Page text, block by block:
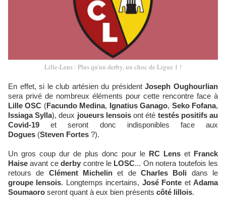
Lille-Lens : Plus qu'un derby, un choc de Ligue 1 !
En effet, si le club artésien du présidentJoseph Oughourlian
sera privé de nombreux éléments pour cette rencontre face à
Lille OSC (Facundo Medina, Ignatius Ganago, Seko Fofana,
Issiaga Sylla), deux joueurs lensoisont été testés positifs au
Covid-19 et seront donc indisponibles face aux
Dogues (Steven Fortes ?).
Un gros coup dur de plus donc pour le RC Lens et Franck
Haise avant cederby contre le LOSC... On notera toutefois les
retours de Clément Michelin et deCharles Boli dans le
groupe lensois. Longtemps incertains, José Fonte etAdama
Soumaoro seront quant à eux bien présents côté lillois.